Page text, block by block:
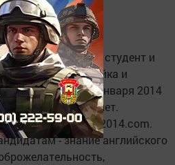
сможет каждый - студент и
домохозяйка и
любой, кому на 6 января 2014
18 и не более 80 лет.
на сайте vol.sochi2014.com.
- знание английского